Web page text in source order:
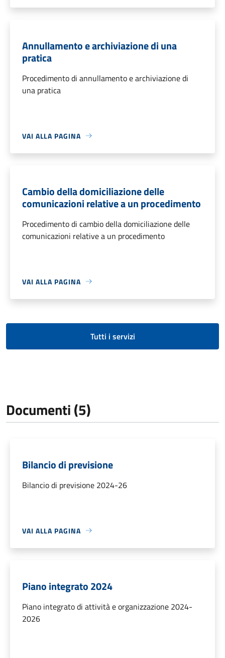
Annullamento e archiviazione di una
pratica
Procedimento di annullamento e archiviazione di
una pratica
VAI ALLA PAGINA
Cambio della domiciliazione delle
comunicazioni relative a un procedimento
Procedimento di cambio della domiciliazione delle
comunicazioni relative a un procedimento
VAI ALLA PAGINA
Tutti i servizi
Documenti (5)
Bilancio di previsione
Bilancio di previsione 2024-26
VAI ALLA PAGINA
Piano integrato 2024
Piano integrato di attività e organizzazione 2024-
2026